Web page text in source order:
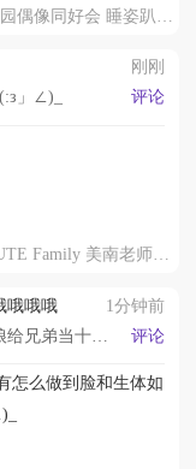
刚刚
」∠)_
评论
哦哦哦
1分钟前
再预购变猫娘给兄弟当十天女友，太痛苦了˃ ˄ ˂
评论
怎么做到脸和生体如